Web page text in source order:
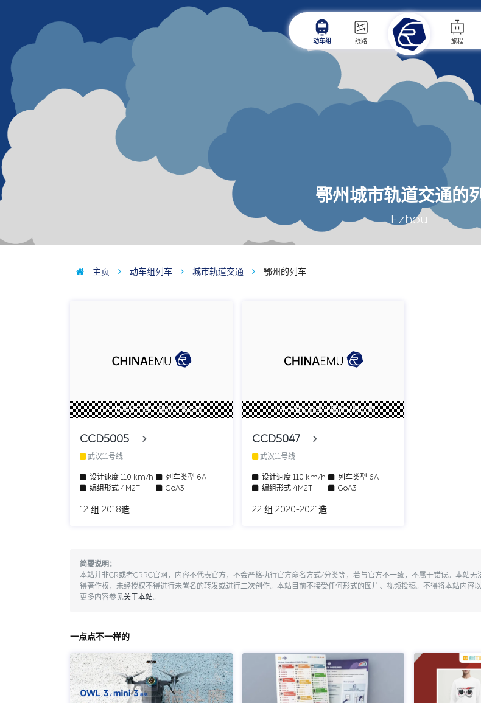
动车组 线路 旅程
鄂州城市轨道交通的
Ezhou
主页 动车组列车 城市轨道交通 鄂州的列车
中车长春轨道客车股份有限公司
CCD5005
武汉11号线
设计速度 110 km/h 列车类型 6A
编组形式 4M2T GoA3
12 组 2018造
中车长春轨道客车股份有限公司
CCD5047
武汉11号线
设计速度110 km/h 列车类型 6A
编组形式4M2T GoA3
22 组 2020-2021造
简要说明：
本站并非CR或者CRRC官网，内容不代表官方，不会严格执行官方命名方式/分类等，若与官方不一致，不属于错误。本站
得著作权，未经授权不得进行未署名的转发或进行二次创作。本站目前不接受任何形式的图片、视频投稿。不得将本站内容
更多内容参见关于本站。
一点点不一样的